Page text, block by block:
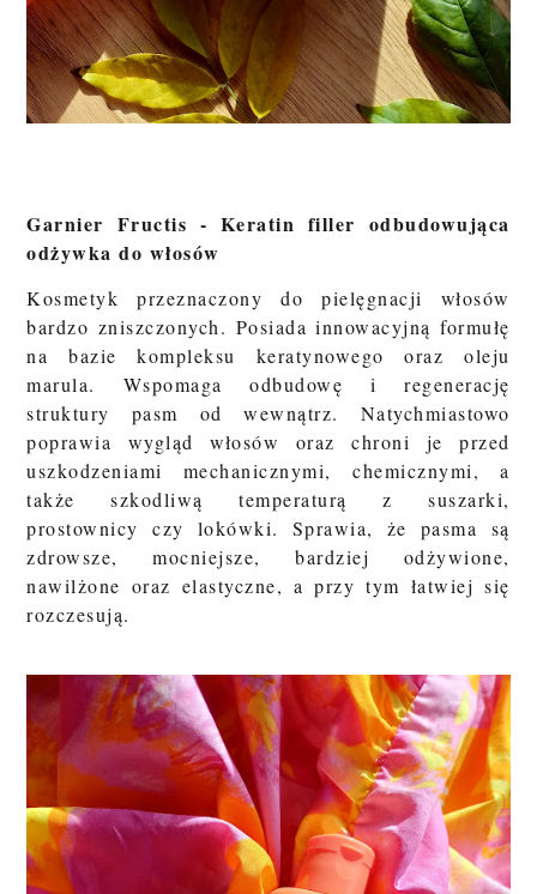
Garnier Fructis - Keratin filler odbudowująca
odżywka do włosów
Kosmetyk przeznaczony do pielęgnacji włosów
bardzo zniszczonych. Posiada innowacyjną formułę
na bazie kompleksu keratynowego oraz oleju
marula. Wspomaga odbudowę i regenerację
struktury pasm od wewnątrz. Natychmiastowo
poprawia wygląd włosów oraz chroni je przed
uszkodzeniami mechanicznymi, chemicznymi, a
także szkodliwą temperaturą z suszarki,
prostownicy czy lokówki. Sprawia, że pasma są
zdrowsze, mocniejsze, bardziej odżywione,
nawilżone oraz elastyczne, a przy tym łatwiej się
rozczesują.